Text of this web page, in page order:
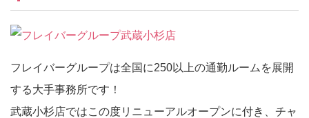
フレイバーグループは全国に250以上の通勤ルームを展開
する大手事務所です！
武蔵小杉店ではこの度リニューアルオープンに付き、チャ